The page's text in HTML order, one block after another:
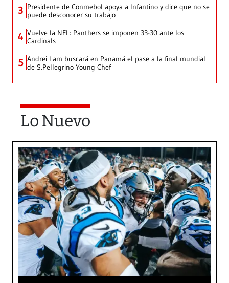
3 Presidente de Conmebol apoya a Infantino y dice que no se
puede desconocer su trabajo
4 Vuelve la NFL: Panthers se imponen 33-30 ante los
Cardinals
5 Andrei Lam buscará en Panamá el pase a la final mundial
de S.Pellegrino Young Chef
Lo Nuevo